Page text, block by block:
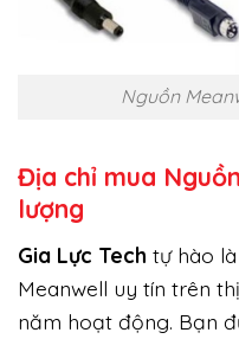
Nguồn
Địa chỉ mua
lượng
Gia Lực Tech tự hào
Meanwell uy tín trên
năm hoạt động. Bạn